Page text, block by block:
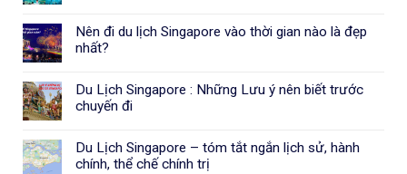
Nên đi du lịch Singapore vào thời gian nào là đẹp
nhất?
Du Lịch Singapore : Những Lưu ý nên biết trước
chuyến đi
Du Lịch Singapore – tóm tắt ngắn lịch sử, hành
chính, thể chế chính trị